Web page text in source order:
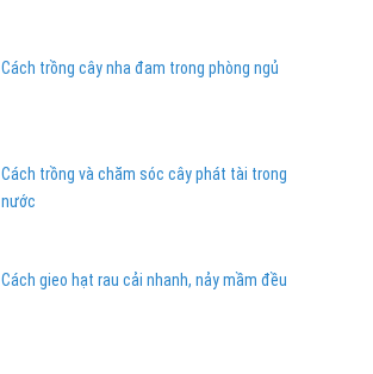
Cách trồng cây nha đam trong phòng ngủ
Cách trồng và chăm sóc cây phát tài trong
nước
Cách gieo hạt rau cải nhanh, nảy mầm đều